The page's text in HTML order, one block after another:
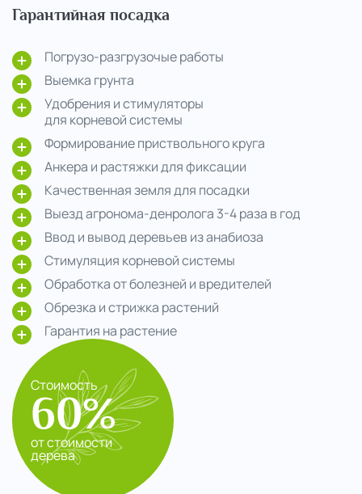
Гарантийная посадка
Погрузо-разгрузочые работы
Выемка грунта
Удобрения и стимуляторы
для корневой системы
Формирование приствольного круга
Анкера и растяжки для фиксации
Качественная земля для посадки
Выезд агронома-денролога 3-4 раза в год
Ввод и вывод деревьев из анабиоза
Стимуляция корневой системы
Обработка от болезней и вредителей
Обрезка и стрижка растений
Гарантия на растение
Стоимость
60%
от стоимости
дерева